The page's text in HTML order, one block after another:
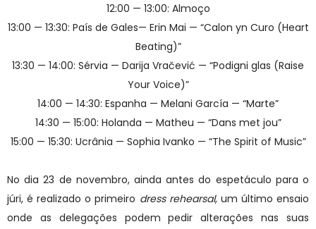
12:00 — 13:00: Almoço
13:00 — 13:30: País de Gales— Erin Mai — “Calon yn Curo (Heart
Beating)”
13:30 — 14:00: Sérvia — Darija Vračević — “Podigni glas (Raise
Your Voice)”
14:00 — 14:30: Espanha — Melani García — “Marte”
14:30 — 15:00: Holanda — Matheu — “Dans met jou”
15:00 — 15:30: Ucrânia — Sophia Ivanko — “The Spirit of Music”
No dia 23 de novembro, ainda antes do espetáculo para o
júri, é realizado o primeiro dress rehearsal, um último ensaio
onde as delegações podem pedir alterações nas suas